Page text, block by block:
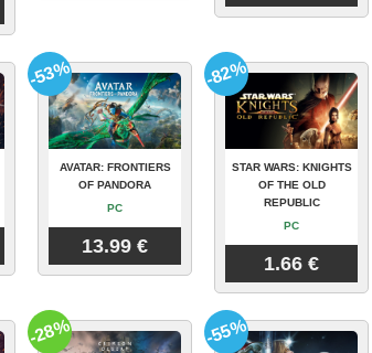
AVATAR: FRONTIERS
OF PANDORA
PC
13.99 €
-53%
STAR WARS: KNIGHTS
OF THE OLD
REPUBLIC
PC
1.66 €
-82%
-28% -55%